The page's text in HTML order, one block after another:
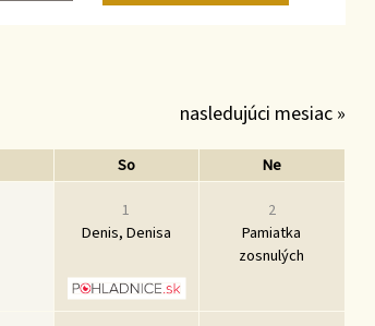
nasledujúci mesiac »
So
Ne
1
Denis, Denisa
2
Pamiatka
zosnulých